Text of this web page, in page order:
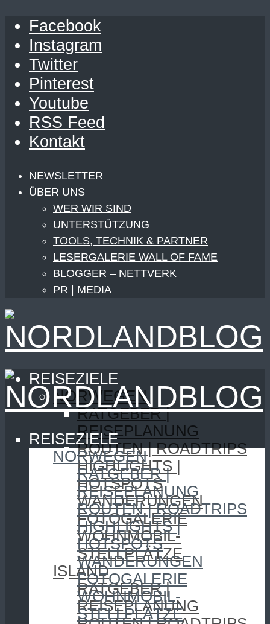
Facebook
Instagram
Twitter
Pinterest
Youtube
RSS Feed
Kontakt
NEWSLETTER
ÜBER UNS
WER WIR SIND
UNTERSTÜTZUNG
TOOLS, TECHNIK & PARTNER
LESERGALERIE WALL OF FAME
BLOGGER – NETTVERK
PR | MEDIA
REISEZIELE
NORWEGEN
RATGEBER |
REISEPLANUNG
ROUTEN | ROADTRIPS
HIGHLIGHTS |
HOTSPOTS
WANDERUNGEN
FOTOGALERIE
WOHNMOBIL-
STELLPLÄTZE
ISLAND
RATGEBER |
REISEPLANUNG
REISEZIELE
NORWEGEN
RATGEBER |
REISEPLANUNG
ROUTEN | ROADTRIPS
HIGHLIGHTS |
HOTSPOTS
WANDERUNGEN
FOTOGALERIE
WOHNMOBIL-
STELLPLÄTZE